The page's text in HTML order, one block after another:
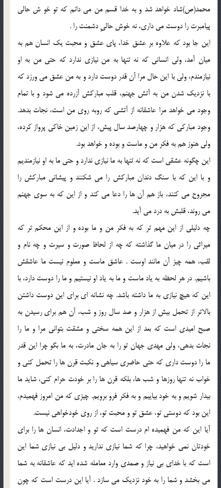
محمد(ص)شاد خواهد شد و به خدا قسم من مي دانم که تو خو ش حالي
پيامبرت را دوست مي داري، نه خوش حاليِ دشمنت را .
اين جا بود که علاوه بر عشق خدا، پاي عشق و محبت يک انسان هم به
ميان آمد، ولي انساني که نه تنها به من نيازي ندارد که حتي من به او
نيازمندم، ولي با اين حال مرا آن قدر دوست دارد و به من عشق مي ورزد که
با نزديک شدن من به آتش جهنم، قلب مبارکش آزرده مي شود و با تمام
وجود مي خواهد مرا عاشقانه از آتشي که روبه روي من است، نجات بدهد.
وجود مبارکي که هزار و چهارصد سال پيش، از اين زمين خاکي پرواز کرده،
ولي هنوز هم به فکر من و ماست و بوده و خواهد بود.
اين چگونه عشقي است که نه تنها به ما نيازي ندارد و حتي ما به او نيازمنديم
و با اين که با سنگ دندان مبارکش را مي شکنند و پيشاني مبارکش را
مجروح مي کنند، باز هم آن ها را دعا مي کند و از اين که به سوي جهنم
مي روند، قلبش به درد مي آيد.
چه دليلي از اين مهم تر که به فکر من و ما بوده و از اين محکم تر که
ميراثي را در ميان ما گذاشته که چه از لحاظ صورت و سيرت و چه نام و
لقب، همه چيز آن مانند اوست . عاشق ماست و معلوم نيست ما عاشقش
باشيم. در هر لحظه به ياد ماست و ما به ياد او نيستيم و ما را دوست دارد، با
اين که هيچ نيازي به ما داشته باشد. چه نشانه اي براي اين دوست داشتن
بالاتر از تحمل بيش از هزار و صد سال روز و شب، آن هم براي رسيدن به
صبح اميدي است که بعد از اين همه سختي و مشقت بتواني مرا و ما را
نجات بدهي، ولي مهدي جهان تو را به جان مادرت، به ما بگو چرا اين قدر
ما را دوست داري که حتي حاضري سياهي و نکبت قرن ها را تحمل کني و
خواب نه تنها روزها و شب ها، بلکه قرن ها را بر خودت حرام کني، شايد ما
بيدار شويم و به خود بياييم و به فکر فرو برويم. چيزي که من امروز فهميدم،
اين بود که دوستي تو، عشق تو و محبت تو، از روي خودخواهي نيست.
آيا اين که من فهميده ام درست است که تو و اجدادت، انسان ها را براي
خودتان نمي خواهيد، چرا که شما نيازي نداريد و دليل بي نيازي شما اين
است که با خداي بي نياز و صمدي وارد معامله شده ايد که عاشقانه به شما
مي بخشد و شما را به خود نزديک مي سازد . آيا اين درست است که چون